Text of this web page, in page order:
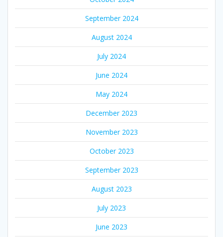
September 2024
August 2024
July 2024
June 2024
May 2024
December 2023
November 2023
October 2023
September 2023
August 2023
July 2023
June 2023